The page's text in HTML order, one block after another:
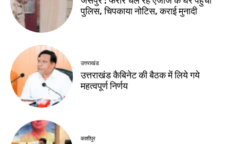
पुलिस, चिपकाया नोटिस, कराई मुनादी
उत्तराखंड
उत्तराखंड कैबिनेट की बैठक में लिये गये
महत्वपूर्ण निर्णय
काशीपुर